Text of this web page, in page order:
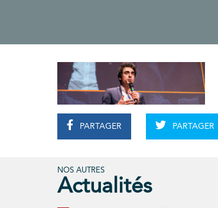
PARTAGER PARTAGER
NOS AUTRES
Actualités